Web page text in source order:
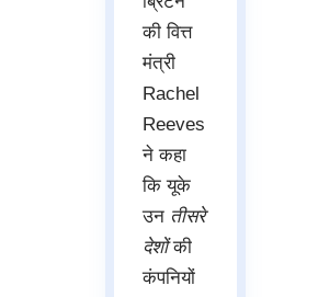
की वित्त
मंत्री
Rachel
Reeves
ने कहा
कि यूके
उन तीसरे
देशोंकी
कंपनियों